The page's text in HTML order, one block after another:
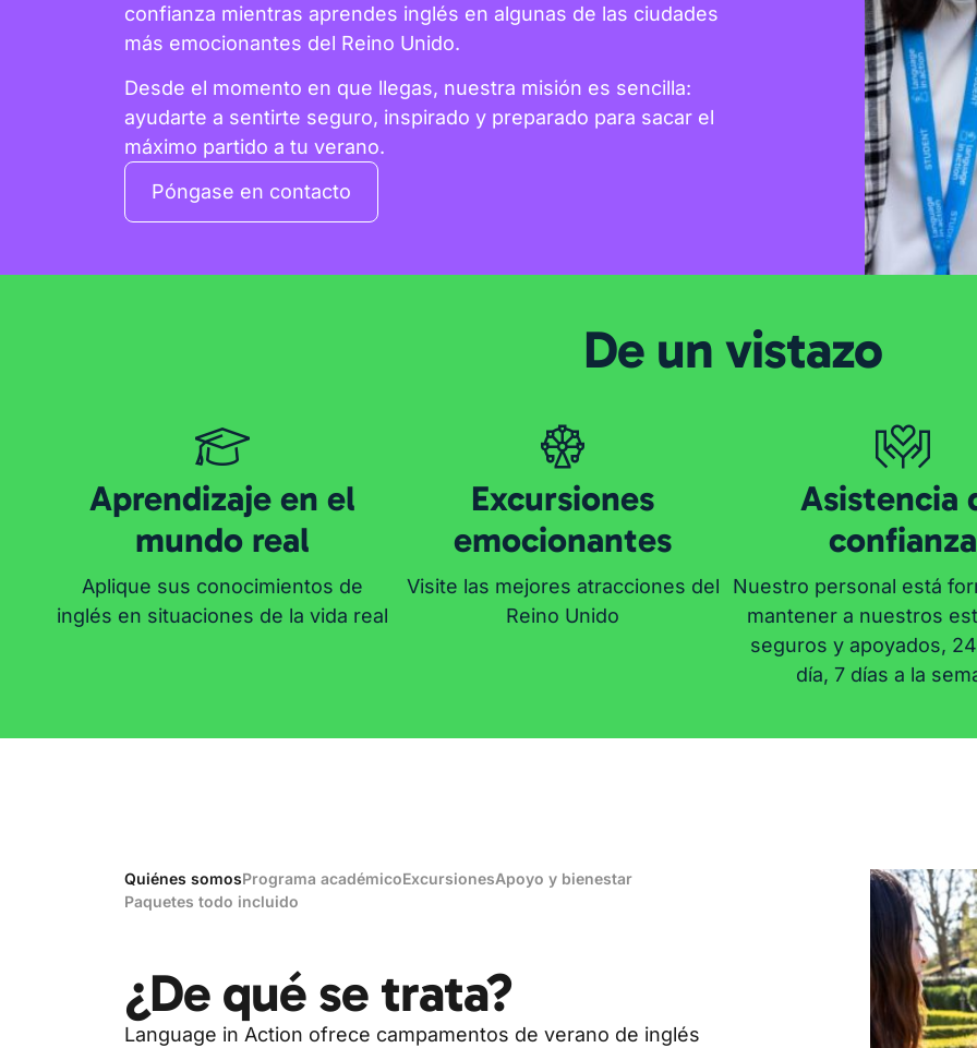
confianza mientras aprendes inglés en algunas de las ciudades
más emocionantes del Reino Unido.
Desde el momento en que llegas, nuestra misión es sencilla:
ayudarte a sentirte seguro, inspirado y preparado para sacar el
máximo partido a tu verano.
Póngase en contacto
De un vistazo
Aprendizaje en el
mundo real
Aplique sus conocimientos de
inglés en situaciones de la vida real
Excursiones
emocionantes
Visite las mejores atracciones del
Reino Unido
Asistencia
confianza
Nuestro personal está
mantener a nuestros
seguros y apoyados,
día, 7 días a la
Quiénes somosPrograma académicoExcursionesApoyo y bienestar
Paquetes todo incluido
¿De qué se trata?
Language in Action ofrece campamentos de verano de inglés